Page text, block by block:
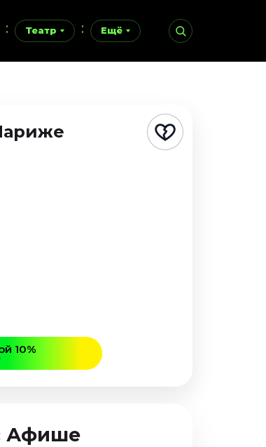
Театр Ещё
10%
Афише